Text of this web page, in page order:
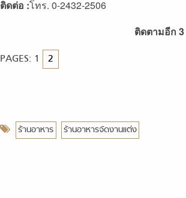
ติดต่อ :โทร. 0-2432-2506
ติดตามอีก
PAGES: 1 2
ร้านอาหาร ร้านอาหารจัดงานแต่ง